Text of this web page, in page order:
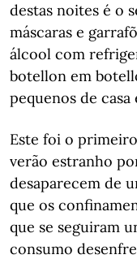
destas noites é o
máscaras e
álcool com
botellon em
pequenos de casa
Este foi o
verão estranho
desaparecem de
que os
que se seguiram
consumo